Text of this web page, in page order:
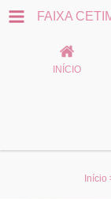
FAIXA
INÍCIO
Início